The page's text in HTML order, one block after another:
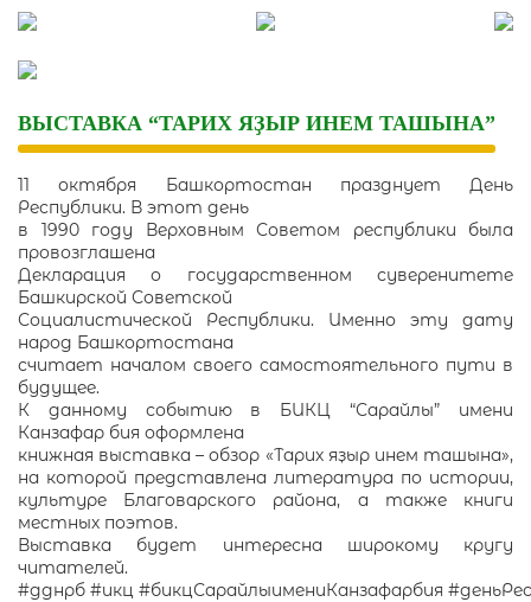
Skip
content
ВЫСТАВКА “ТАРИХ ЯҘЫР ИНЕМ ТАШЫНА”
11 октября Башкортостан празднует День
Республики. В этот день
в 1990 году Верховным Советом республики была
провозглашена
Декларация о государственном суверенитете
Башкирской Советской
Социалистической Республики. Именно эту дату
народ Башкортостана
считает началом своего самостоятельного пути в
будущее.
К данному событию в БИКЦ “Сарайлы” имени
Канзафар бия оформлена
книжная выставка – обзор «Тарих яҙыр инем ташына»,
на которой представлена литература по истории,
культуре Благоварского района, а также книги
местных поэтов.
Выставка будет интересна широкому кругу
читателей.
#дднрб #икц #бикцСарайлыимениКанзафарбия